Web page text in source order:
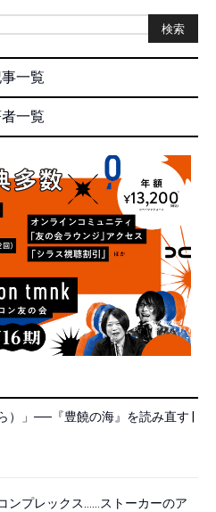
検索
一覧
一覧
）」──『豊饒の海』を読み直す |
ンプレックス……ストーカーのア